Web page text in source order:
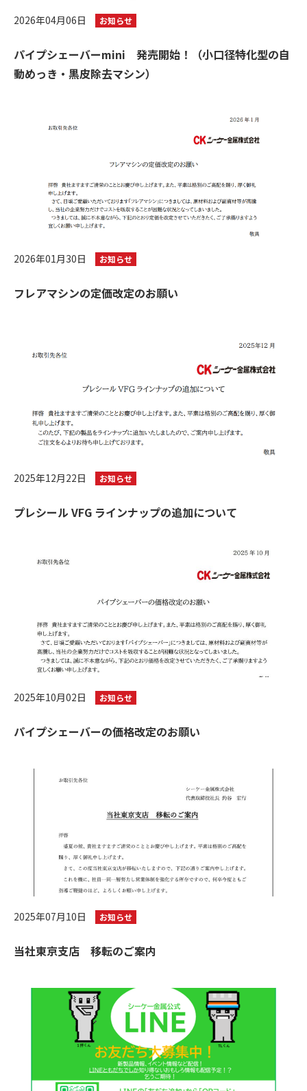
2026年04月06日 お知らせ
パイプシェーバーmini 発売開始！（小口径特化型の自
動めっき・黒皮除去マシン）
2026年01月30日 お知らせ
フレアマシンの定価改定のお願い
2025年12月22日 お知らせ
プレシール VFG ラインナップの追加について
2025年10月02日 お知らせ
パイプシェーバーの価格改定のお願い
2025年07月10日 お知らせ
当社東京支店 移転のご案内